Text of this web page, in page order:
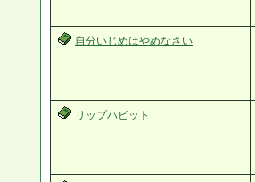
自分いじめはやめなさい
リップハビット